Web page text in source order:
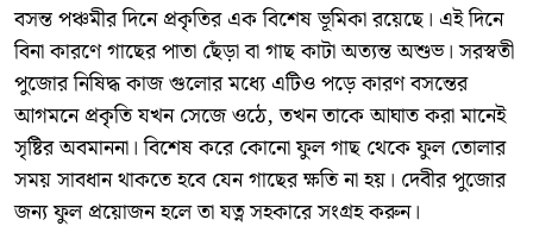
বসন্ত পঞ্চমীর দিনে প্রকৃতির এক বিশেষ ভূমিকা রয়েছে। এই দিনে
বিনা কারণে গাছের পাতা ছেঁড়া বা গাছ কাটা অত্যন্ত অশুভ। সরস্বতী
পুজোর নিষিদ্ধ কাজ গুলোর মধ্যে এটিও পড়ে কারণ বসন্তের
আগমনে প্রকৃতি যখন সেজে ওঠে, তখন তাকে আঘাত করা মানেই
সৃষ্টির অবমাননা। বিশেষ করে কোনো ফুল গাছ থেকে ফুল তোলার
সময় সাবধান থাকতে হবে যেন গাছের ক্ষতি না হয়। দেবীর পুজোর
জন্য ফুল প্রয়োজন হলে তা যত্ন সহকারে সংগ্রহ করুন।